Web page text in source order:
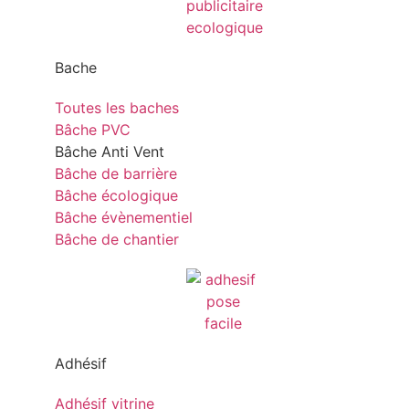
Bache
Toutes les baches
Bâche PVC
Bâche Anti Vent
Bâche de barrière
Bâche écologique
Bâche évènementiel
Bâche de chantier
Adhésif
Adhésif vitrine